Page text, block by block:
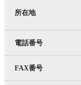
所在地
電話番号
FAX番号